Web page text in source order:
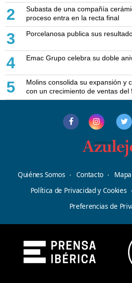
2
Subasta de una compañía
proceso entra en la recta final
3 Porcelanosa publica sus
4 Emac Grupo celebra su doble
5
Molins consolida su expansión y
con un crecimiento de ventas del
Quiénes Somos Contacto
Política de Privacidad y Cookies
Preferencias de